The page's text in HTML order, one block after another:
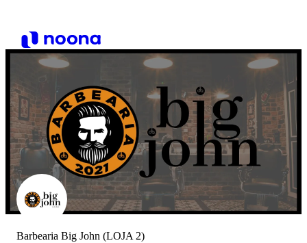
Barbearia Big John (LOJA 2)